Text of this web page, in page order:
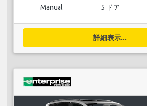
Manual 5 ドア
詳細表示...